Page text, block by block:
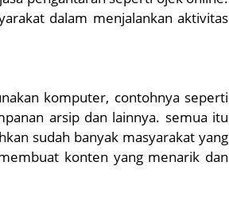
dalam menjalankan aktivitas
komputer, contohnya seperti
arsip dan lainnya. semua itu
sudah banyak masyarakat yang
konten yang menarik dan